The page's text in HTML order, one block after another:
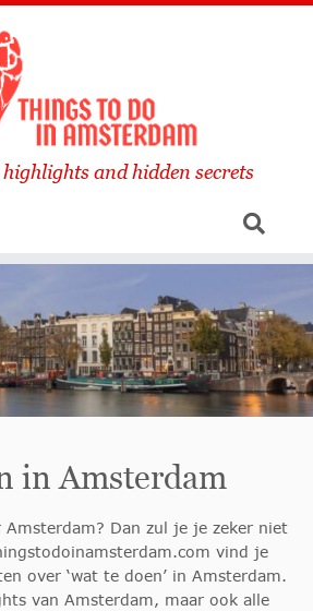
and hidden secrets
in Amsterdam
Amsterdam? Dan zul je je zeker niet
vind je
over ‘wat te doen’ in Amsterdam.
van Amsterdam, maar ook alle